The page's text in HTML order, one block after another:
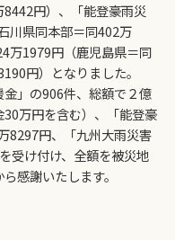
円）、「能登豪雨災
川県同本部＝同402万
万1979円（鹿児島県＝同
円）となりました。
」の906件、総額で２億
万円を含む）、「能登豪
8297円、「九州大雨災害
受け付け、全額を被災地
感謝いたします。